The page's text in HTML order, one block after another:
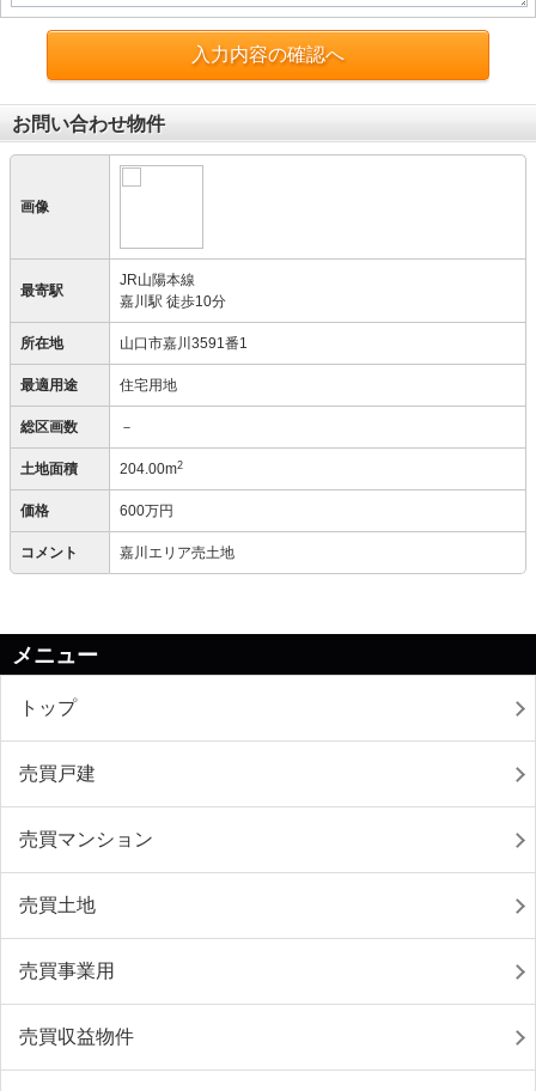
入力内容の確認へ
お問い合わせ物件
画像
最寄駅
JR山陽本線
嘉川駅 徒歩10分
所在地 山口市嘉川3591番1
最適用途 住宅用地
総区画数 －
土地面積 204.00m2
価格 600万円
コメント 嘉川エリア売土地
メニュー
トップ
売買戸建
売買マンション
売買土地
売買事業用
売買収益物件